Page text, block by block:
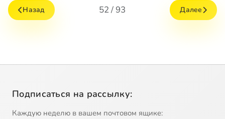
Назад 52 / 93 Далее
Подписаться на рассылку:
Каждую неделю в вашем почтовом ящике: